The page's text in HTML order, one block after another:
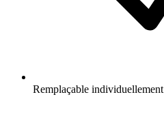
Remplaçable individuellement